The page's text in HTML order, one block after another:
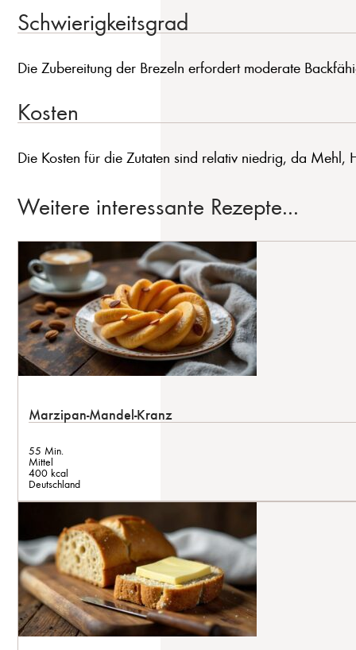
Schwierigkeitsgrad
Die Zubereitung der Brezeln erfordert moderate
Kosten
Die Kosten für die Zutaten sind relativ niedrig, da
Weitere interessante Rezepte...
Marzipan-Mandel-Kranz
55 Min.
Mittel
400 kcal
Deutschland